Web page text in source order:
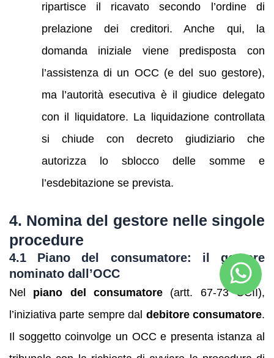
ripartisce il ricavato secondo l’ordine di
prelazione dei creditori. Anche qui, la
domanda iniziale viene predisposta con
l’assistenza di un OCC (e del suo gestore),
ma l’autorità esecutiva è il giudice delegato
con il liquidatore. La liquidazione controllata
si chiude con decreto giudiziario che
autorizza lo sblocco delle somme e
l’esdebitazione se prevista.
4. Nomina del gestore nelle singole
procedure
4.1 Piano del consumatore: il gestore
nominato dall’OCC
Nel piano del consumatore (artt. 67-73 CCII),
l’iniziativa parte sempre dal debitore consumatore.
Il soggetto coinvolge un OCC e presenta istanza al